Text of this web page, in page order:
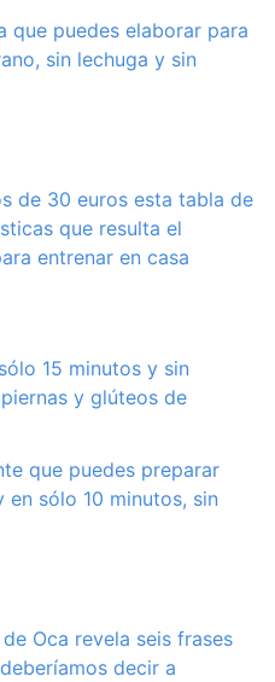
que puedes elaborar para
sin lechuga y sin
de 30 euros esta tabla de
que resulta el
entrenar en casa
15 minutos y sin
y glúteos de
que puedes preparar
sólo 10 minutos, sin
Oca revela seis frases
decir a